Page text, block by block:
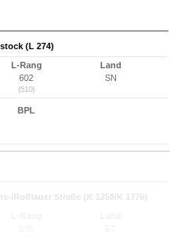
(L 274)
L-Rang
602
(510)
Land
SN
BPL
Roßlauer Straße (K 1258/K 1776)